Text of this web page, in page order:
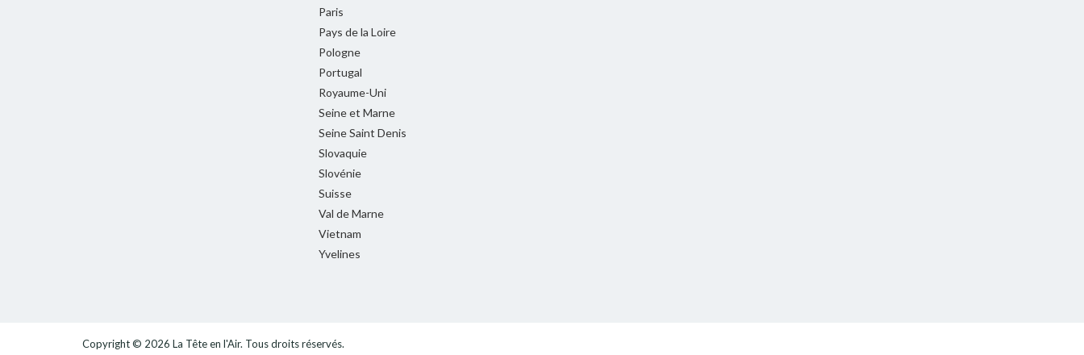
Paris
Pays de la Loire
Pologne
Portugal
Royaume-Uni
Seine et Marne
Seine Saint Denis
Slovaquie
Slovénie
Suisse
Val de Marne
Vietnam
Yvelines
Copyright © 2026 La Tête en l'Air. Tous droits réservés.